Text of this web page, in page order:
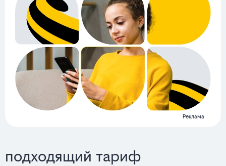
Реклама
подходящий тариф